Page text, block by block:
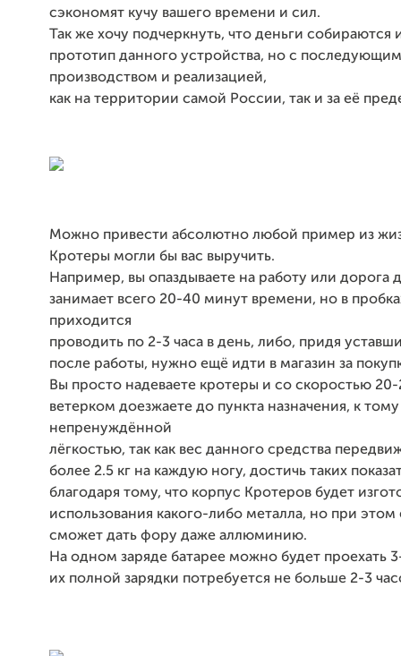
сэкономят кучу вашего времени и сил.
Так же хочу подчеркнуть, что деньги собираются
прототип данного устройства, но с
производством и реализацией,
как на территории самой России, так и за её
Можно привести абсолютно любой пример из
Кротеры могли бы вас выручить.
Например, вы опаздываете на работу или дорога
занимает всего 20-40 минут времени, но в
приходится
проводить по 2-3 часа в день, либо, придя
после работы, нужно ещё идти в магазин за
Вы просто надеваете кротеры и со скоростью
ветерком доезжаете до пункта назначения, к
непренуждённой
лёгкостью, так как вес данного средства
более 2.5 кг на каждую ногу, достичь таких
благодаря тому, что корпус Кротеров будет
использования какого-либо металла, но при этом
сможет дать фору даже аллюминию.
На одном заряде батарее можно будет проехать
их полной зарядки потребуется не больше 2-3